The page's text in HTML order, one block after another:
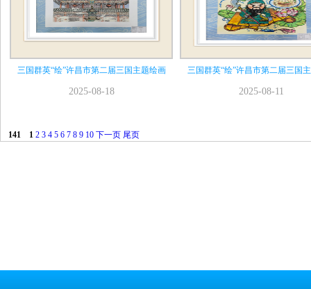
三国群英“绘”许昌市第二届三国主题绘画
2025-08-18
三国群英“绘”许昌市第二届三国
2025-08-11
141 1 2 3 4 5 6 7 8 9 10 下一页 尾页